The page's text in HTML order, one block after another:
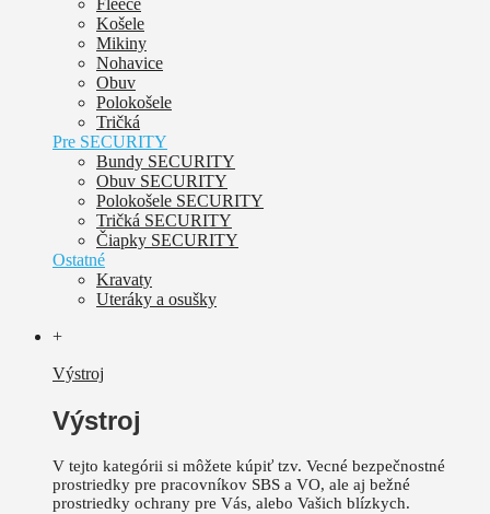
Košele
Mikiny
Nohavice
Obuv
Polokošele
Tričká
Pre SECURITY
Bundy SECURITY
Obuv SECURITY
Polokošele SECURITY
Tričká SECURITY
Čiapky SECURITY
Ostatné
Kravaty
Uteráky a osušky
+
Výstroj
Výstroj
V tejto kategórii si môžete kúpiť tzv. Vecné bezpečnostné
prostriedky pre pracovníkov SBS a VO, ale aj bežné
prostriedky ochrany pre Vás, alebo Vašich blízkych.